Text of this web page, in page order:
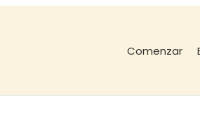
Comenzar